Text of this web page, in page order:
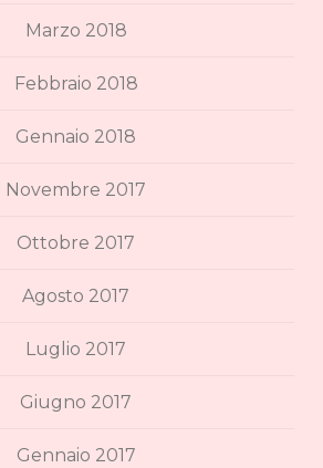
Marzo 2018
Febbraio 2018
Gennaio 2018
Novembre 2017
Ottobre 2017
Agosto 2017
Luglio 2017
Giugno 2017
Gennaio 2017